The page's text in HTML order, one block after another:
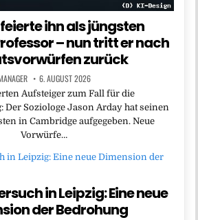
ihn als jüngsten
– nun tritt er nach
zurück
6. AUGUST 2026
Aufsteiger zum Fall für die
Der Soziologe Jason Arday hat seinen
in Cambridge aufgegeben. Neue
Vorwürfe…
in Leipzig: Eine neue
der Bedrohung